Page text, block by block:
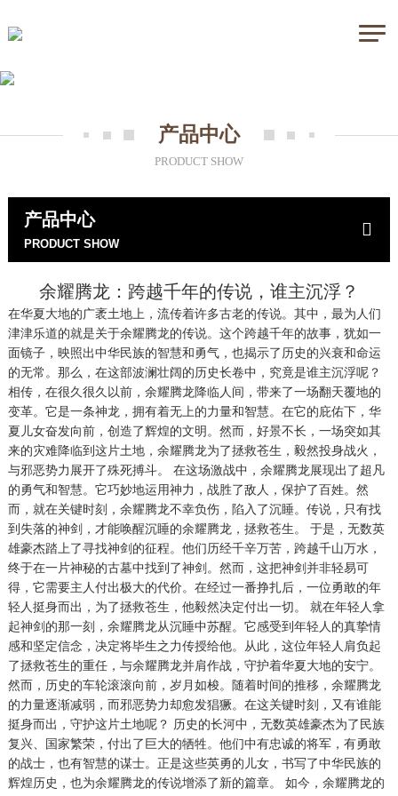
产品中心
PRODUCT SHOW
产品中心
PRODUCT SHOW
余耀腾龙：跨越千年的传说，谁主沉浮？
在华夏大地的广袤土地上，流传着许多古老的传说。其中，最为人们
津津乐道的就是关于余耀腾龙的传说。这个跨越千年的故事，犹如一
面镜子，映照出中华民族的智慧和勇气，也揭示了历史的兴衰和命运
的无常。那么，在这部波澜壮阔的历史长卷中，究竟是谁主沉浮呢？
相传，在很久很久以前，余耀腾龙降临人间，带来了一场翻天覆地的
变革。它是一条神龙，拥有着无上的力量和智慧。在它的庇佑下，华
夏儿女奋发向前，创造了辉煌的文明。然而，好景不长，一场突如其
来的灾难降临到这片土地，余耀腾龙为了拯救苍生，毅然投身战火，
与邪恶势力展开了殊死搏斗。 在这场激战中，余耀腾龙展现出了超凡
的勇气和智慧。它巧妙地运用神力，战胜了敌人，保护了百姓。然
而，就在关键时刻，余耀腾龙不幸负伤，陷入了沉睡。传说，只有找
到失落的神剑，才能唤醒沉睡的余耀腾龙，拯救苍生。 于是，无数英
雄豪杰踏上了寻找神剑的征程。他们历经千辛万苦，跨越千山万水，
终于在一片神秘的古墓中找到了神剑。然而，这把神剑并非轻易可
得，它需要主人付出极大的代价。在经过一番挣扎后，一位勇敢的年
轻人挺身而出，为了拯救苍生，他毅然决定付出一切。 就在年轻人拿
起神剑的那一刻，余耀腾龙从沉睡中苏醒。它感受到年轻人的真挚情
感和坚定信念，决定将毕生之力传授给他。从此，这位年轻人肩负起
了拯救苍生的重任，与余耀腾龙并肩作战，守护着华夏大地的安宁。
然而，历史的车轮滚滚向前，岁月如梭。随着时间的推移，余耀腾龙
的力量逐渐减弱，而邪恶势力却愈发猖獗。在这关键时刻，又有谁能
挺身而出，守护这片土地呢？ 历史的长河中，无数英雄豪杰为了民族
复兴、国家繁荣，付出了巨大的牺牲。他们中有忠诚的将军，有勇敢
的战士，也有智慧的谋士。正是这些英勇的儿女，书写了中华民族的
辉煌历史，也为余耀腾龙的传说增添了新的篇章。 如今，余耀腾龙的